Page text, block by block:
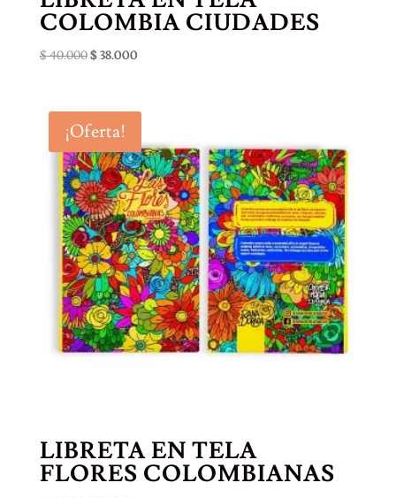
COLOMBIA CIUDADES
$40.000El
era:
$ 40.000.
$38.000El
es:
¡Oferta!
LIBRETA EN TELA
FLORES COLOMBIANAS